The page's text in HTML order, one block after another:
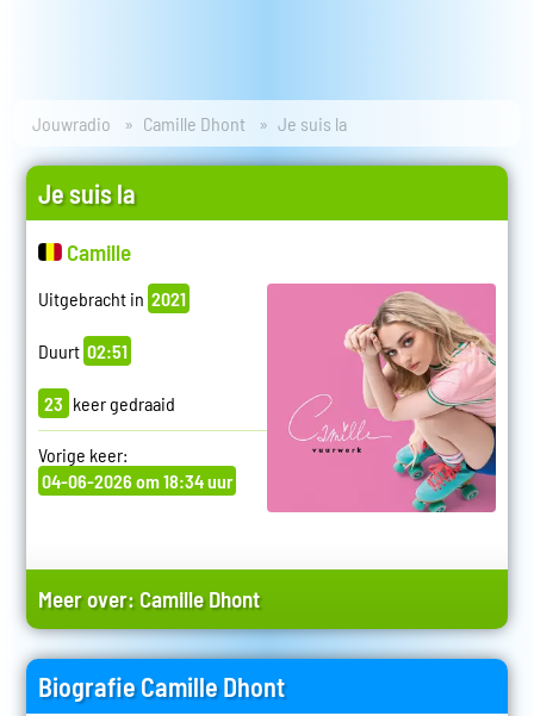
Jouwradio Camille Dhont Je suis la
Je suis la
Camille
Uitgebracht in 2021
Duurt 02:51
23 keer gedraaid
Vorige keer:
04-06-2026 om 18:34 uur
Meer over: Camille Dhont
Biografie Camille Dhont